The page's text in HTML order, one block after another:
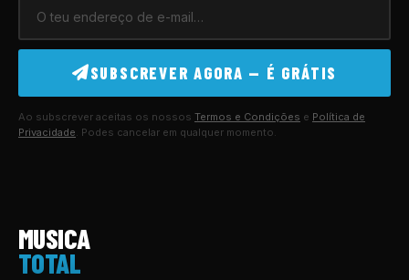
SUBSCREVER AGORA — É GRÁTIS
Ao subscrever aceitas os nossos Termos e Condições e Política de
Privacidade . Podes cancelar em qualquer momento.
MUSICA
TOTAL